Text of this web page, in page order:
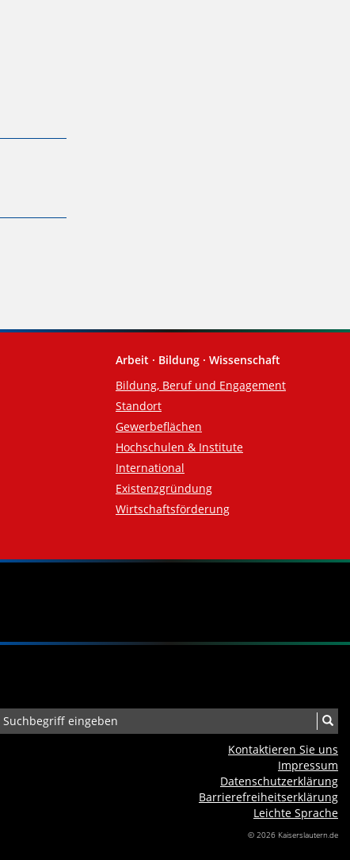
Arbeit · Bildung · Wissenschaft
Bildung, Beruf und Engagement
Standort
Gewerbeflächen
Hochschulen & Institute
International
Existenzgründung
Wirtschaftsförderung
Kontaktieren Sie uns
Impressum
Datenschutzerklärung
Barrierefreiheits­erklärung
Leichte Sprache
© 2026 Kaiserslautern.de